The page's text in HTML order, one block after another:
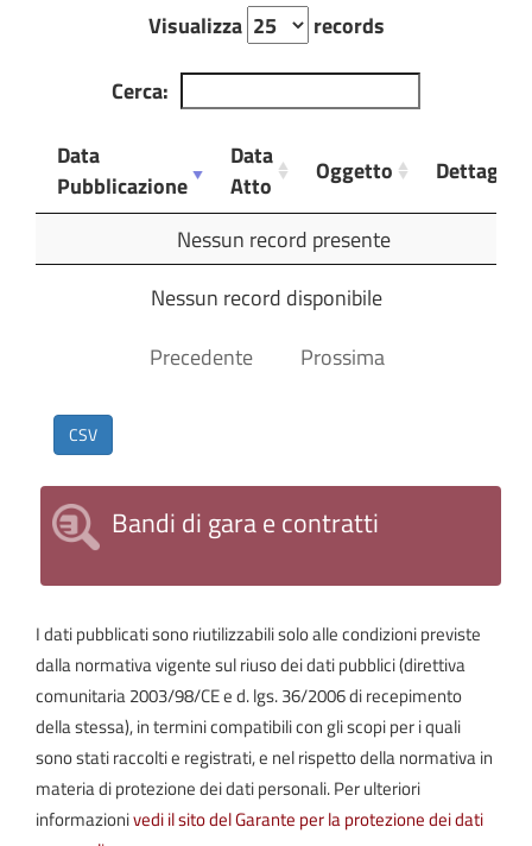
Visualizza
records
Cerca:
Data
Pubblicazione
Data
Atto
Oggetto
Dettagli
Pubblicazione
Data
Atto
Oggetto
Nessun record presente
Nessun record disponibile
Precedente
Prossima
CSV
Bandi di gara e contratti
I dati pubblicati sono riutilizzabili solo alle condizioni previste
dalla normativa vigente sul riuso dei dati pubblici (direttiva
comunitaria 2003/98/CE e d. lgs. 36/2006 di recepimento
della stessa), in termini compatibili con gli scopi per i quali
sono stati raccolti e registrati, e nel rispetto della normativa in
materia di protezione dei dati personali. Per ulteriori
informazionivedi il sito del Garante per la protezione dei dati